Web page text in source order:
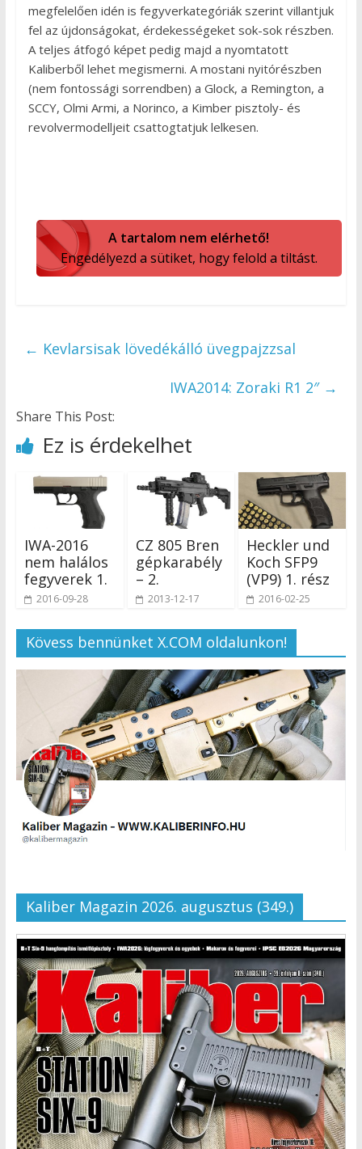
megfelelően idén is fegyverkategóriák szerint villantjuk
fel az újdonságokat, érdekességeket sok-sok részben.
A teljes átfogó képet pedig majd a nyomtatott
Kaliberből lehet megismerni. A mostani nyitórészben
(nem fontossági sorrendben) a Glock, a Remington, a
SCCY, Olmi Armi, a Norinco, a Kimber pisztoly- és
revolvermodelljeit csattogtatjuk lelkesen.
A tartalom nem elérhető!
Engedélyezd a sütiket, hogy felold a tiltást.
← Kevlarsisak lövedékálló üvegpajzzsal
IWA2014: Zoraki R1 2″ →
Share This Post:
Ez is érdekelhet
IWA-2016
nem halálos
fegyverek 1.
2016-09-28
CZ 805 Bren
gépkarabély
– 2.
2013-12-17
Heckler und
Koch SFP9
(VP9) 1. rész
2016-02-25
Kövess bennünket X.COM oldalunkon!
Kaliber Magazin 2026. augusztus (349.)